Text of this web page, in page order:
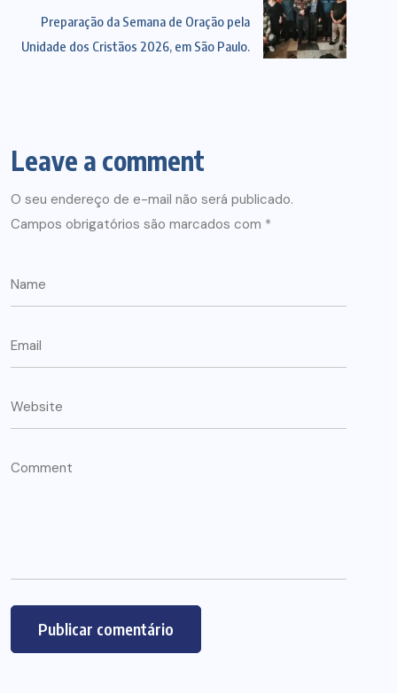
Preparação da Semana de Oração pela
Unidade dos Cristãos 2026, em São Paulo.
Leave a comment
O seu endereço de e-mail não será publicado.
Campos obrigatórios são marcados com *